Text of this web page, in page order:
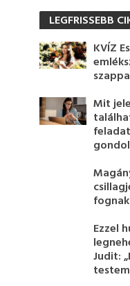
LEGFRISSEBB
KVÍZ
Mit
Ezzel
Judit: